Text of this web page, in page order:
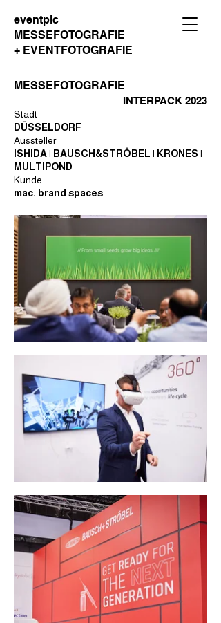
eventpic
MESSEFOTOGRAFIE
+ EVENTFOTOGRAFIE
MESSEFOTOGRAFIE
INTERPACK 2023
Stadt
DÜSSELDORF
Aussteller
ISHIDA | BAUSCH&STRÖBEL | KRONES |
MULTIPOND
Kunde
mac. brand spaces